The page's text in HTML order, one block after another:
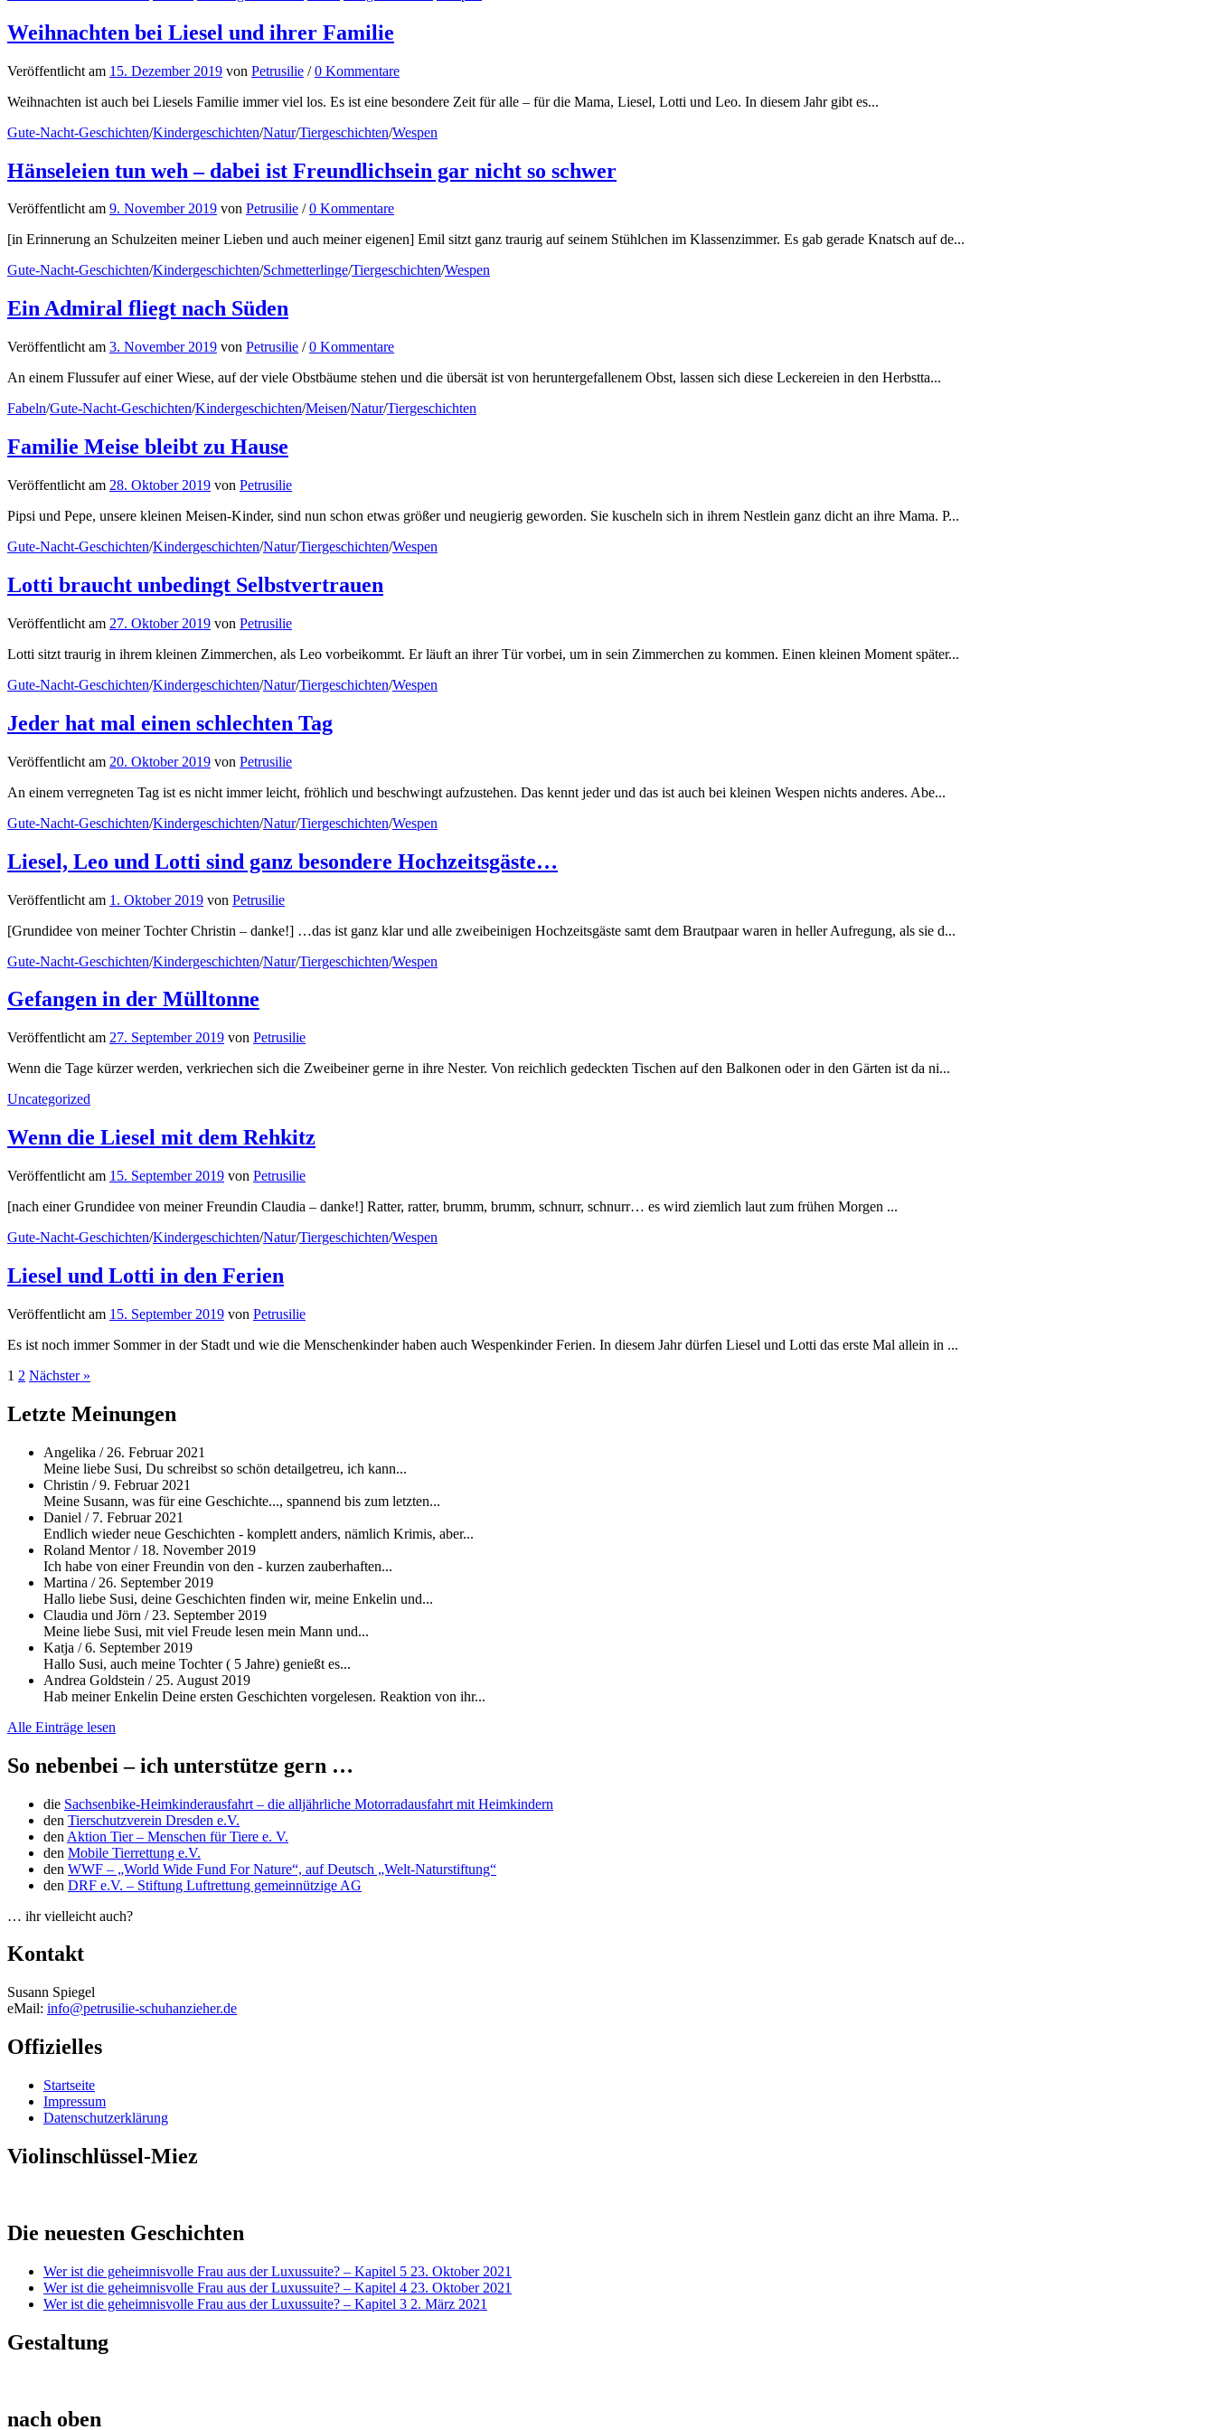
Weihnachten bei Liesel und ihrer Familie
Veröffentlicht am 15. Dezember 2019 von Petrusilie /0 Kommentare
Weihnachten ist auch bei Liesels Familie immer viel los. Es ist eine besondere Zeit für alle – für die Mama, Liesel, Lotti und Leo. In diesem Jahr gibt es...
Gute-Nacht-Geschichten/Kindergeschichten/Natur/Tiergeschichten/Wespen
Hänseleien tun weh – dabei ist Freundlichsein gar nicht so schwer
Veröffentlichtam 9. November 2019 von Petrusilie /0 Kommentare
[in Erinnerung an Schulzeiten meiner Lieben und auch meiner eigenen] Emil sitzt ganz traurig auf seinem Stühlchen im Klassenzimmer. Es gab gerade Knatsch auf de...
Gute-Nacht-Geschichten/Kindergeschichten/Schmetterlinge/Tiergeschichten/Wespen
Ein Admiral fliegt nach Süden
Veröffentlicht am 3. November 2019 von Petrusilie /0 Kommentare
An einem Flussufer auf einer Wiese, auf der viele Obstbäume stehen und die übersät ist von heruntergefallenem Obst, lassen sich diese Leckereien in den Herbstta...
Fabeln/Gute-Nacht-Geschichten/Kindergeschichten/Meisen/Natur/Tiergeschichten
Familie Meise bleibt zu Hause
Veröffentlicht am 28. Oktober 2019 von Petrusilie
Pipsi und Pepe, unsere kleinen Meisen-Kinder, sind nun schon etwas größer und neugierig geworden. Sie kuscheln sich in ihrem Nestlein ganz dicht an ihre Mama. P...
Gute-Nacht-Geschichten/Kindergeschichten/Natur/Tiergeschichten/Wespen
Lotti braucht unbedingt Selbstvertrauen
Veröffentlicht am 27. Oktober 2019 von Petrusilie
Lotti sitzt traurig in ihrem kleinen Zimmerchen, als Leo vorbeikommt. Er läuft an ihrer Tür vorbei, um in sein Zimmerchen zu kommen. Einen kleinen Moment später...
Gute-Nacht-Geschichten/Kindergeschichten/Natur/Tiergeschichten/Wespen
Jeder hat mal einen schlechten Tag
Veröffentlicht am 20. Oktober 2019 von Petrusilie
An einem verregneten Tag ist es nicht immer leicht, fröhlich und beschwingt aufzustehen. Das kennt jeder und das ist auch bei kleinen Wespen nichts anderes. Abe...
Gute-Nacht-Geschichten/Kindergeschichten/Natur/Tiergeschichten/Wespen
Liesel, Leo und Lotti sind ganz besondere Hochzeitsgäste…
Veröffentlicht am 1. Oktober 2019 von Petrusilie
[Grundidee von meiner Tochter Christin – danke!] …das ist ganz klar und alle zweibeinigen Hochzeitsgäste samt dem Brautpaar waren in heller Aufregung, als sie d...
Gute-Nacht-Geschichten/Kindergeschichten/Natur/Tiergeschichten/Wespen
Gefangen in der Mülltonne
Veröffentlicht am 27. September 2019 von Petrusilie
Wenn die Tage kürzer werden, verkriechen sich die Zweibeiner gerne in ihre Nester. Von reichlich gedeckten Tischen auf den Balkonen oder in den Gärten ist da ni...
Uncategorized
Wenn die Liesel mit dem Rehkitz
Veröffentlicht am 15. September 2019 von Petrusilie
[nach einer Grundidee von meiner Freundin Claudia – danke!] Ratter, ratter, brumm, brumm, schnurr, schnurr… es wird ziemlich laut zum frühen Morgen ...
Gute-Nacht-Geschichten/Kindergeschichten/Natur/Tiergeschichten/Wespen
Liesel und Lotti in den Ferien
Veröffentlicht am 15. September 2019 von Petrusilie
Es ist noch immer Sommer in der Stadt und wie die Menschenkinder haben auch Wespenkinder Ferien. In diesem Jahr dürfen Liesel und Lotti das erste Mal allein in ...
Beitragsnavigation
1 2 Nächster »
Letzte Meinungen
Angelika / 26. Februar 2021
Meine liebe Susi, Du schreibst so schön detailgetreu, ich kann...
Christin /9. Februar 2021
Meine Susann, was für eine Geschichte..., spannend bis zum letzten...
Daniel / 7. Februar 2021
Endlich wieder neue Geschichten - komplett anders, nämlich Krimis, aber...
Roland Mentor/ 18. November 2019
Ich habe von einer Freundin von den - kurzen zauberhaften...
Martina / 26. September 2019
Hallo liebe Susi, deine Geschichten finden wir, meine Enkelin und...
Claudia und Jörn / 23. September 2019
Meine liebe Susi, mit viel Freude lesen mein Mann und...
Katja /6. September 2019
Hallo Susi, auch meine Tochter ( 5 Jahre) genießt es...
Andrea Goldstein / 25. August 2019
Hab meiner Enkelin Deine ersten Geschichten vorgelesen. Reaktion von ihr...
Alle Einträge lesen
So nebenbei – ich unterstütze gern …
die Sachsenbike-Heimkinderausfahrt – die alljährliche Motorradausfahrt mit Heimkindern
den Tierschutzverein Dresden e.V.
den Aktion Tier – Menschen für Tiere e. V.
den Mobile Tierrettung e.V.
den WWF – „World Wide Fund For Nature“, auf Deutsch „Welt-Naturstiftung“
den DRF e.V. – Stiftung Luftrettung gemeinnützige AG
… ihr vielleicht auch?
Kontakt
Susann Spiegel
eMail: info@petrusilie-schuhanzieher.de
Offizielles
Startseite
Impressum
Datenschutzerklärung
Violinschlüssel-Miez
Die neuesten Geschichten
Wer ist die geheimnisvolle Frau aus der Luxussuite? – Kapitel 5 23. Oktober 2021
Wer ist die geheimnisvolle Frau aus der Luxussuite? – Kapitel 4 23. Oktober 2021
Wer ist die geheimnisvolle Frau aus der Luxussuite? – Kapitel 3 2. März 2021
Gestaltung
nach oben